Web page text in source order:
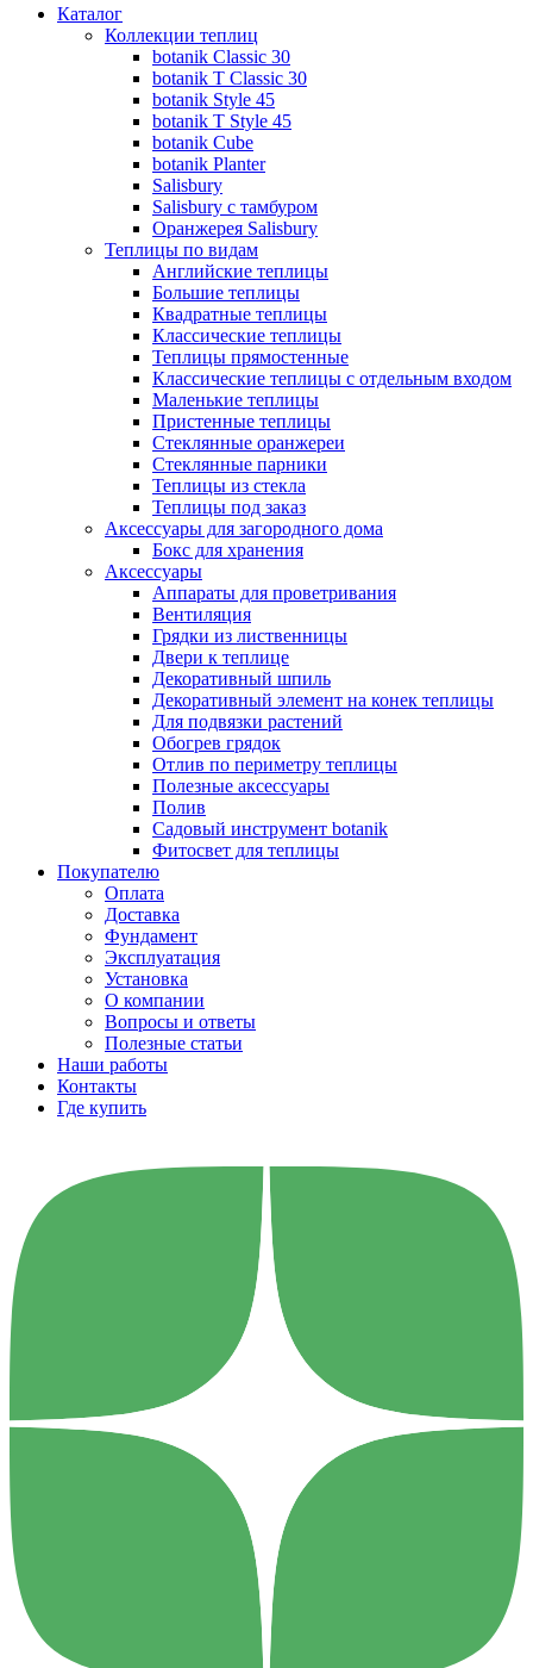
Каталог
Коллекции теплиц
botanik Classic 30
botanik T Classic 30
botanik Style 45
botanik Т Style 45
botanik Cube
botanik Planter
Salisbury
Salisbury с тамбуром
Оранжерея Salisbury
Теплицы по видам
Английские теплицы
Большие теплицы
Квадратные теплицы
Классические теплицы
Теплицы прямостенные
Классические теплицы с отдельным входом
Маленькие теплицы
Пристенные теплицы
Стеклянные оранжереи
Стеклянные парники
Теплицы из стекла
Теплицы под заказ
Аксессуары для загородного дома
Бокс для хранения
Аксессуары
Аппараты для проветривания
Вентиляция
Грядки из лиственницы
Двери к теплице
Декоративный шпиль
Декоративный элемент на конек теплицы
Для подвязки растений
Обогрев грядок
Отлив по периметру теплицы
Полезные аксессуары
Полив
Садовый инструмент botanik
Фитосвет для теплицы
Покупателю
Оплата
Доставка
Фундамент
Эксплуатация
Установка
О компании
Вопросы и ответы
Полезные статьи
Наши работы
Контакты
Где купить